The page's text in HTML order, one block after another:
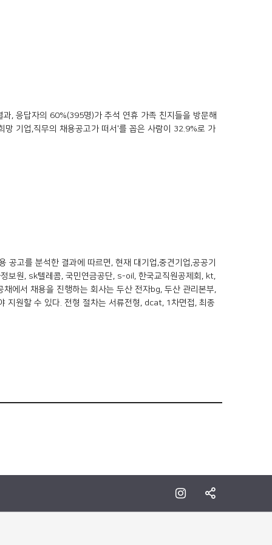
, 응답자의 60%(395명)가 추석 연휴 가족 친지들을 방문해
망 기업,직무의 채용공고가 떠서'를 꼽은 사람이 32.9%로 가
고를 분석한 결과에 따르면, 현재 대기업,중견기업,공공기
보원, sk텔레콤, 국민연금공단, s-oil, 한국교직원공제회, kt,
에서 채용을 진행하는 회사는 두산 전자bg, 두산 관리본부,
지원할 수 있다. 전형 절차는 서류전형, dcat, 1차면접, 최종